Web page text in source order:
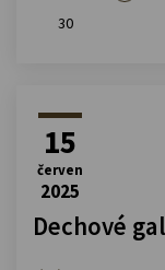
30
15
červen
2025
Dechové